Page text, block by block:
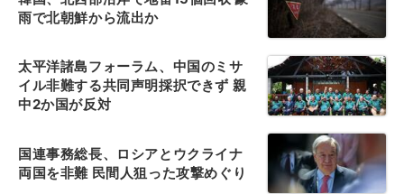
雨で北朝鮮から流出か
太平洋諸島フォーラム、中国のミサ
イル非難する共同声明採択できず 親
中2か国が反対
国連事務総長、ロシアとウクライナ
両国を非難 民間人狙った攻撃めぐり